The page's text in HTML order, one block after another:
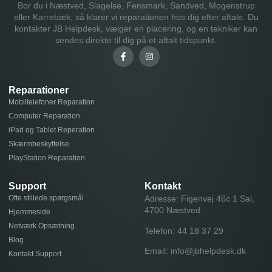
Bor du i Næstved, Slagelse, Fensmark, Sandved, Mogenstrup
eller Karrebæk, så klarer vi reparationen hos dig efter aftale. Du
kontakter JB Helpdesk, vælger en placering, og en tekniker kan
sendes direkte til dig på et aftalt tidspunkt.
Reparationer
Mobiltelefoner Reparation
Computer Reparation
iPad og Tablet Reperation
Skærmbeskyttelse
PlayStation Reparation
Support
Ofte stillede spørgsmål
Hjemmeside
Netværk Opsætning
Blog
Kontakt Support
Kontakt
Adresse: Figenvej 46c 1 Sal,
4700 Næstved.
Telefon: 44 18 37 29
Email: info@jbhelpdesk.dk